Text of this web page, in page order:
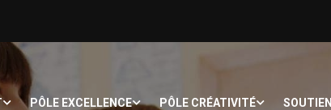
PÔLE EXCELLENCE PÔLE CRÉATIVITÉ SOUTIEN